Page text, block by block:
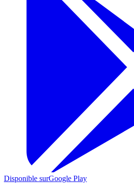
Disponible surGoogle Play